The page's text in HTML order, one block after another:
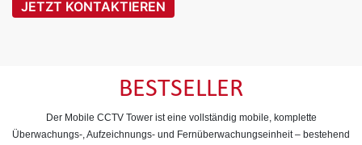
JETZT KONTAKTIEREN
BESTSELLER
Der Mobile CCTV Tower ist eine vollständig mobile, komplette
Überwachungs-, Aufzeichnungs- und Fernüberwachungseinheit – bestehend